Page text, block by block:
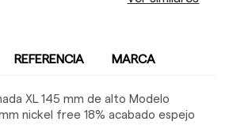
REFERENCIA MARCA
XL 145 mm de alto Modelo
nickel free 18% acabado espejo